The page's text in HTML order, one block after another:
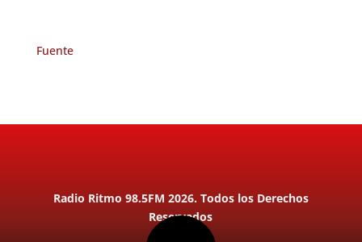
Fuente
Radio Ritmo 98.5FM 2026. Todos los Derechos
Reservados